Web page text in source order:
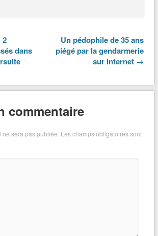
2
dans
Un pédophile de 35 ans
piégé par la gendarmerie
sur internet →
commentaire
sera pas publiée. Les champs obligatoires sont